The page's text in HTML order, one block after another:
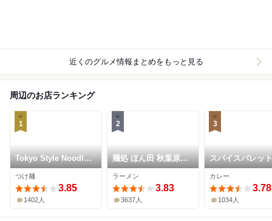
近くのグルメ情報まとめをもっと見る
周辺のお店ランキング
1
Tokyo Style Noodle
ほたて日和
つけ麺
3.85
1402人
2
麺処 ほん田 秋葉原本
店
ラーメン
3.83
3637人
3
スパイスパレット
カレー
3.78
1034人